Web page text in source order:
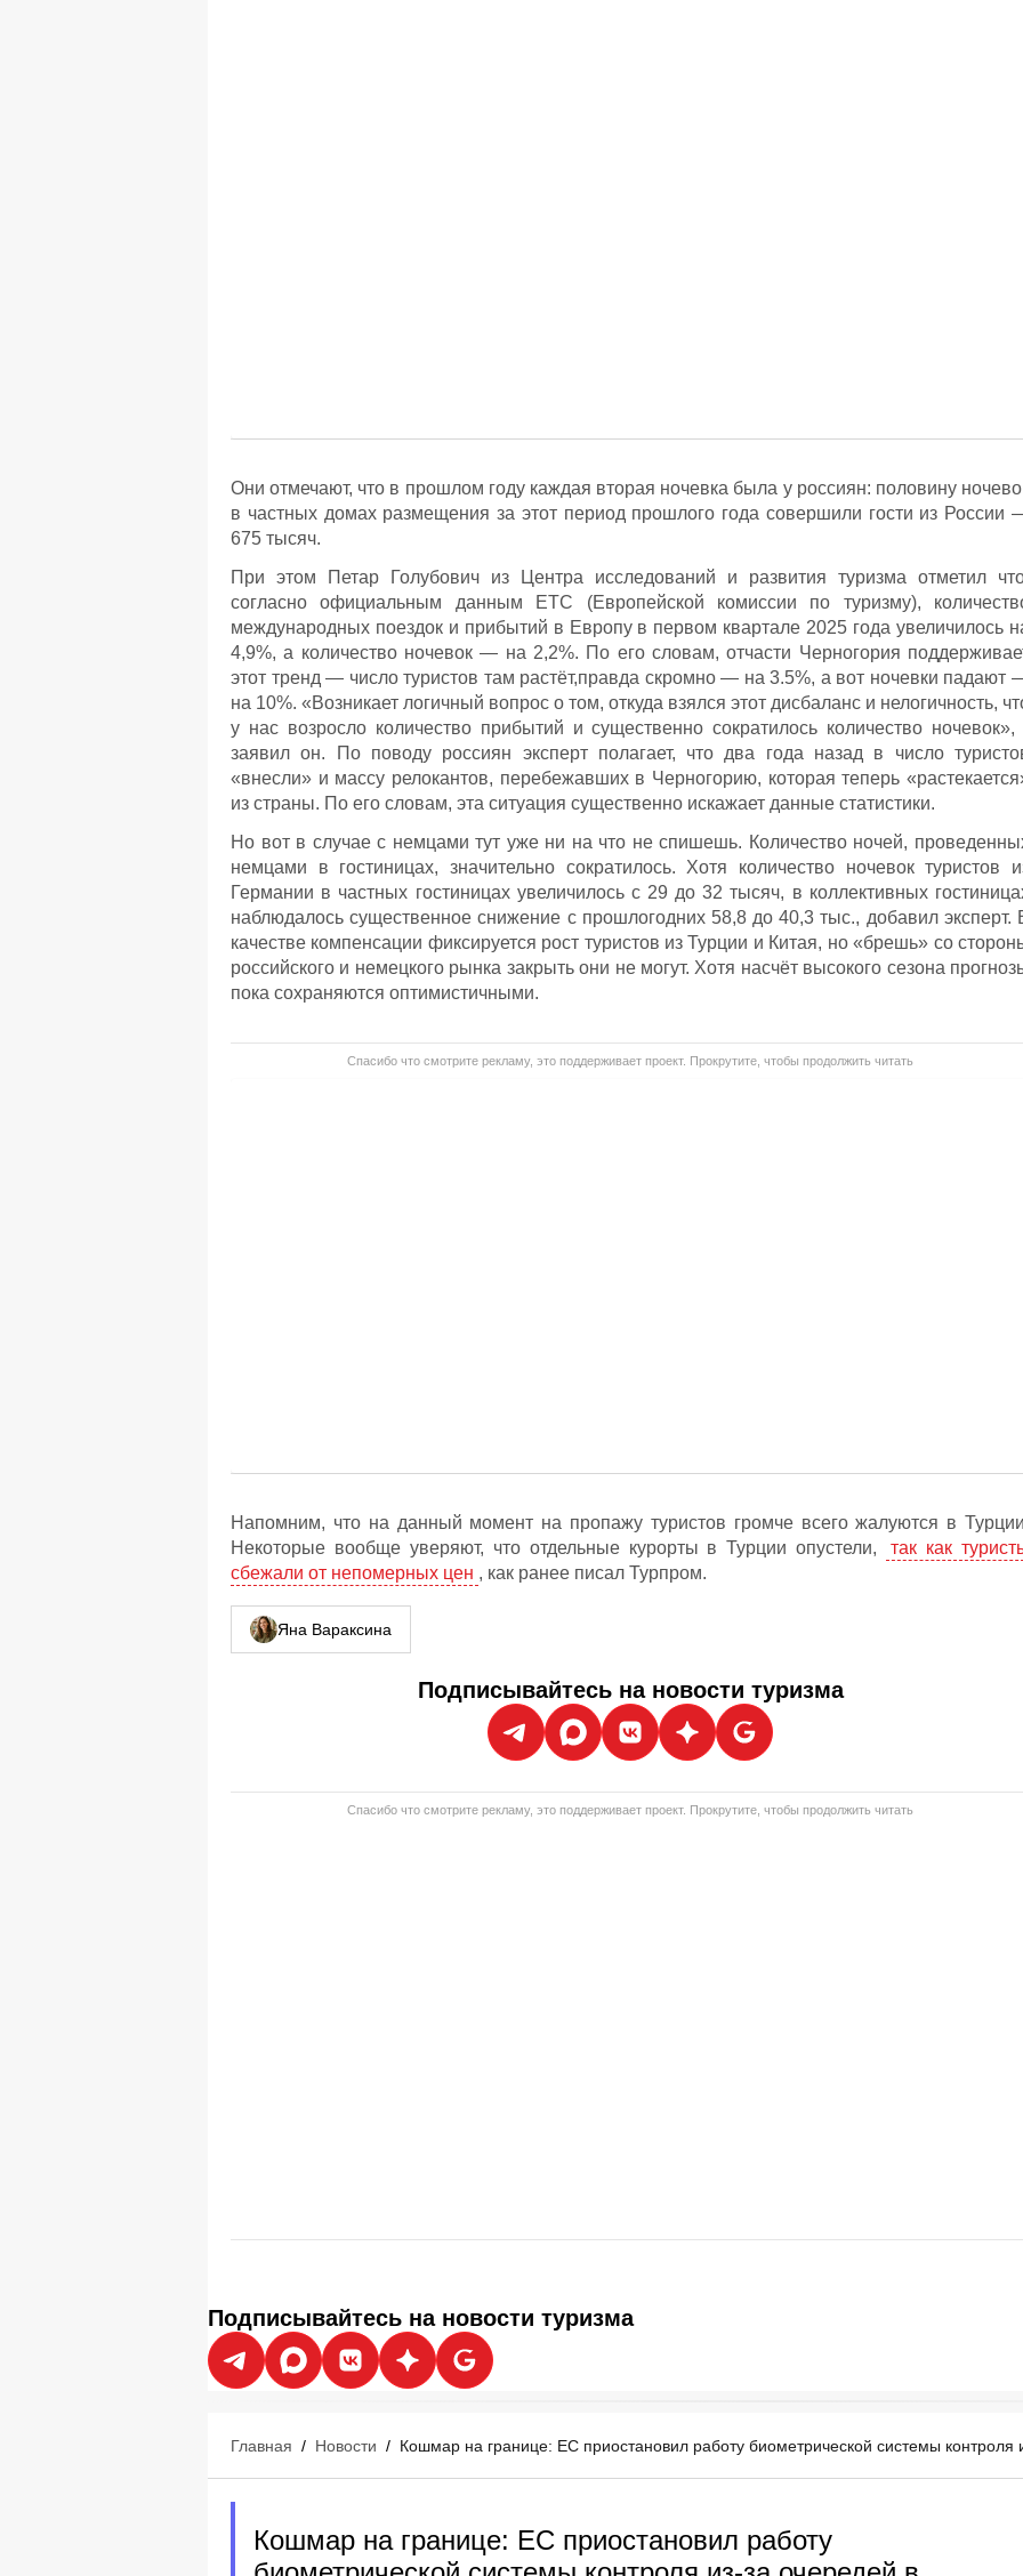
Они отмечают, что в прошлом году каждая вторая ночевка была у россиян: половину
в частных домах размещения за этот период прошлого года совершили гости из России
675 тысяч.
При этом Петар Голубович
из Центра исследований и развития туризма отметил
согласно официальным данным ETC (Европейской комиссии по туризму),
международных поездок и прибытий в Европу в первом квартале 2025 года увеличилось
4,9%, а количество ночевок — на 2,2%. По его словам, отчасти Черногория
этот тренд — число туристов там растёт,правда скромно — на 3.5%, а вот ночевки падают
на 10%. «Возникает логичный вопрос о том, откуда взялся этот дисбаланс и нелогичность,
у нас возросло количество прибытий и существенно сократилось количество ночевок»,
заявил он. По поводу россиян эксперт полагает, что два года назад в число
«внесли» и массу релокантов, перебежавших в Черногорию, которая теперь
из страны. По его словам, эта ситуация существенно искажает данные статистики.
Но вот в случае с немцами тут уже ни на что не спишешь. Количество ночей,
немцами в гостиницах, значительно сократилось. Хотя количество ночевок туристов
Германии в частных гостиницах увеличилось с 29 до 32 тысяч, в коллективных
наблюдалось существенное снижение с прошлогодних 58,8 до 40,3 тыс., добавил эксперт.
качестве компенсации фиксируется рост туристов из Турции и Китая, но «брешь» со
российского и немецкого рынка закрыть они не могут. Хотя насчёт высокого сезона
пока сохраняются оптимистичными.
Спасибо что смотрите рекламу, это поддерживает проект. Прокрутите, чтобы продолжить читать
Напомним, что на данный момент на пропажу туристов громче всего жалуются в
Некоторые вообще уверяют, что отдельные курорты в Турции опустели,
так как
сбежали от непомерных цен , как ранее писал Турпром.
Яна Вараксина
Подписывайтесь на новости туризма
Спасибо что смотрите рекламу, это поддерживает проект. Прокрутите, чтобы продолжить читать
Подписывайтесь на новости туризма
Главная / Новости / Кошмар на границе: ЕС приостановил работу биометрической системы контроля
Кошмар на границе: ЕС приостановил работу